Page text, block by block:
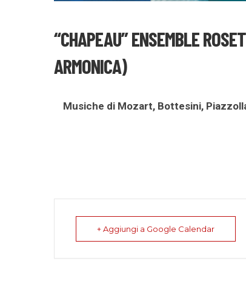
“CHAPEAU” ENSEMBLE
ARMONICA)
Musiche di Mozart, Bottesini,
+ Aggiungi a Google Calendar